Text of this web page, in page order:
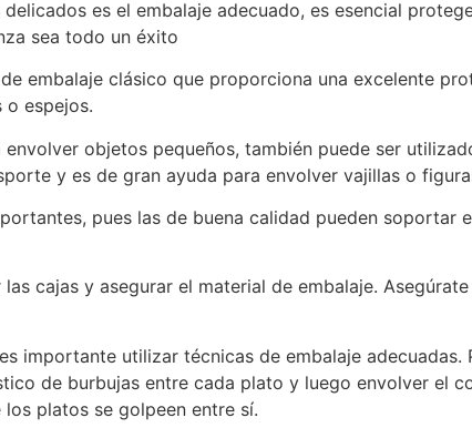
es el embalaje adecuado, es esencial
sea todo un éxito
embalaje clásico que proporciona una excelente
espejos.
envolver objetos pequeños, también puede ser
y es de gran ayuda para envolver vajillas o
pues las de buena calidad pueden soportar
cajas y asegurar el material de embalaje.
importante utilizar técnicas de embalaje
de burbujas entre cada plato y luego envolver el
platos se golpeen entre sí.